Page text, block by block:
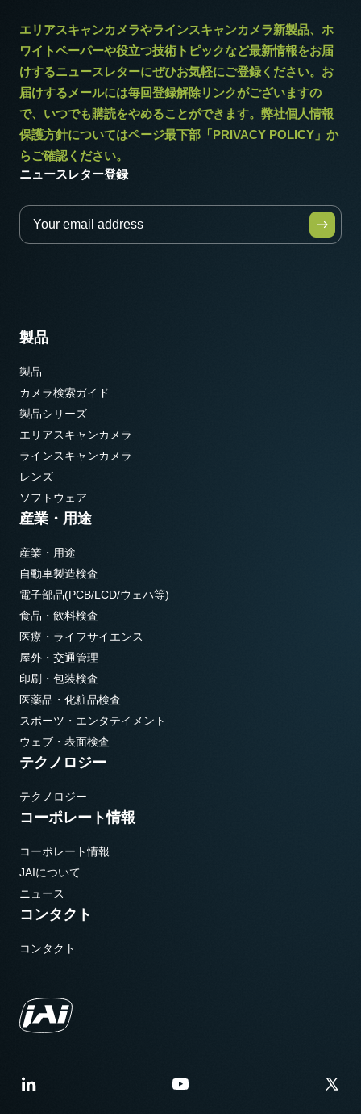
エリアスキャンカメラやラインスキャンカメラ新製品、ホ
ワイトペーパーや役立つ技術トピックなど最新情報をお届
けするニュースレターにぜひお気軽にご登録ください。お
届けするメールには毎回登録解除リンクがございますの
で、いつでも購読をやめることができます。弊社個人情報
保護方針についてはページ最下部「PRIVACY POLICY」か
らご確認ください。
ニュースレター登録
製品
製品
カメラ検索ガイド
製品シリーズ
エリアスキャンカメラ
ラインスキャンカメラ
レンズ
ソフトウェア
産業・用途
産業・用途
自動車製造検査
電子部品(PCB/LCD/ウェハ等)
食品・飲料検査
医療・ライフサイエンス
屋外・交通管理
印刷・包装検査
医薬品・化粧品検査
スポーツ・エンタテイメント
ウェブ・表面検査
テクノロジー
テクノロジー
コーポレート情報
コーポレート情報
JAIについて
ニュース
コンタクト
コンタクト